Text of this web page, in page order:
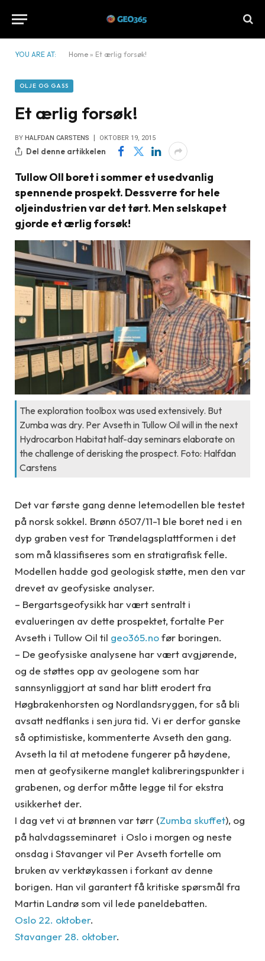
YOU ARE AT: Home » Et ærlig forsøk!
OLJE OG GASS
Et ærlig forsøk!
BY HALFDAN CARSTENS OKTOBER 19, 2015
Del denne artikkelen
Tullow OIl boret i sommer et usedvanlig
spennende prospekt. Dessverre for hele
oljeindustrien var det tørt. Men selskapet
gjorde et ærlig forsøk!
The exploration toolbox was used extensively. But
Zumba was dry. Per Avseth in Tullow Oil will in the next
Hydrocarbon Habitat half-day seminars elaborate on
the challenge of derisking the prospect. Foto: Halfdan
Carstens
Det var første gang denne letemodellen ble testet
på norsk sokkel. Brønn 6507/11-1 ble boret ned i en
dyp graben vest for Trøndelagsplattformen i det
som må klassifiseres som en stratigrafisk felle.
Modellen hadde god geologisk støtte, men den var
drevet av geofysiske analyser.
– Bergartsgeofysikk har vært sentralt i
evalueringen av dette prospektet, fortalte Per
Avseth i Tullow Oil til geo365.nofør boringen.
– De geofysiske analysene har vært avgjørende,
og de støttes opp av geologene som har
sannsynliggjort at sand har blitt erodert fra
Høgbrakenhorsten og Nordlandsryggen, for så bli
avsatt nedflanks i sen jura tid. Vi er derfor ganske
så optimistiske, kommenterte Avseth den gang.
Avseth la til at metodene fungerer på høydene,
men at geofysikerne manglet kalibreringspunkter i
grabenen, og derfor måtte legge til for ekstra
usikkerhet der.
I dag vet vi at brønnen var tørr (Zumba skuffet), og
på halvdagsseminaret i Oslo i morgen og neste
onsdag i Stavanger vil Per Avseth fortelle om
bruken av verktøykassen i forkant av denne
borigen. Han vil garantert få kritiske spørsmål fra
Martin Landrø som vil lede paneldebatten.
Oslo 22. oktober.
Stavanger 28. oktober.